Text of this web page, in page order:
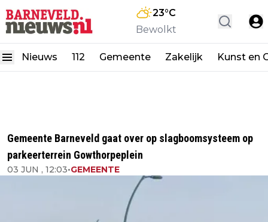
23°C
Bewolkt
Nieuws 112 Gemeente Zakelijk Kunst en
Gemeente Barneveld gaat over op slagboomsysteem op
parkeerterrein Gowthorpeplein
03 JUN , 12:03•GEMEENTE